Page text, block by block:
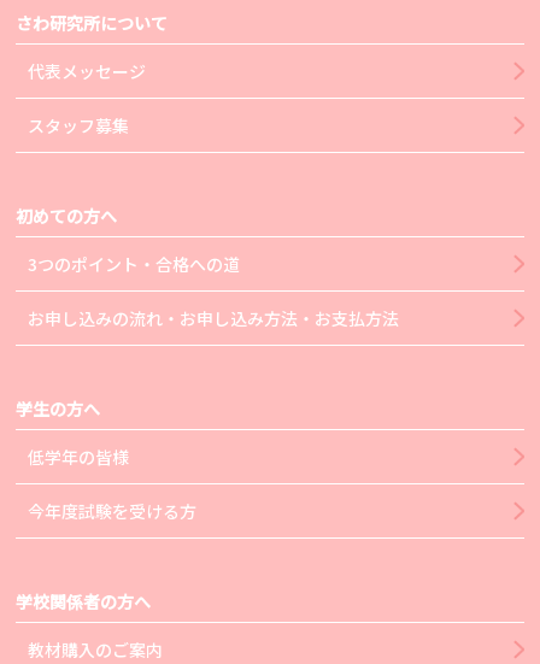
さわ研究所について
代表メッセージ
スタッフ募集
初めての方へ
3つのポイント・合格への道
お申し込みの流れ・お申し込み方法・お支払方法
学生の方へ
低学年の皆様
今年度試験を受ける方
学校関係者の方へ
教材購入のご案内